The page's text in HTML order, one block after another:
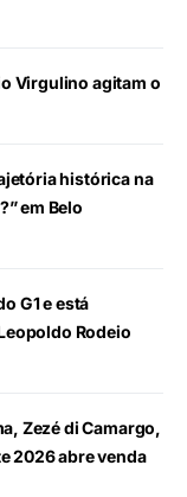
Virgulino agitam o
histórica na
em Belo
G1 e está
Rodeio
Zezé di Camargo,
2026 abre venda